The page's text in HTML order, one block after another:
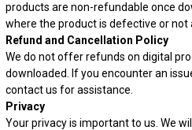
products are non-refundable once
where the product is defective or not
Refund and Cancellation Policy
We do not offer refunds on digital
downloaded. If you encounter an
contact us for assistance.
Privacy
Your privacy is important to us. We